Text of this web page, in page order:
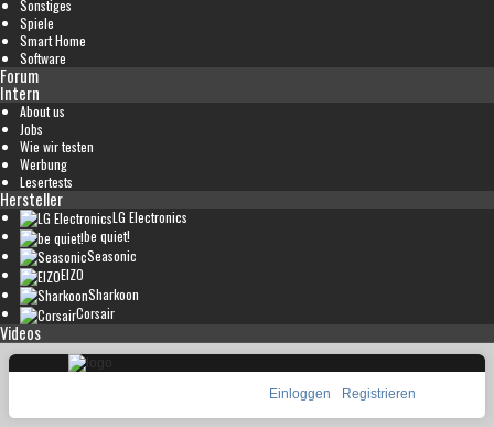
Sonstiges
Spiele
Smart Home
Software
Forum
Intern
About us
Jobs
Wie wir testen
Werbung
Lesertests
Hersteller
LG Electronics
be quiet!
Seasonic
EIZO
Sharkoon
Corsair
Videos
Einloggen Registrieren